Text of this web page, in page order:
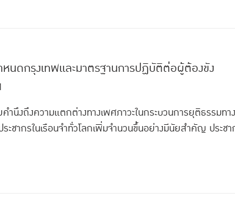
นดกรุงเทพและมาตรฐานการปฏิบัติต่อผู้ต้องขัง
ำนึงถึงความแตกต่างทางเพศภาวะในกระบวนการยุติธรรม
ะชากรในเรือนจำทั่วโลกเพิ่มจำนวนขึ้นอย่างมีนัยสำคัญ ประชา